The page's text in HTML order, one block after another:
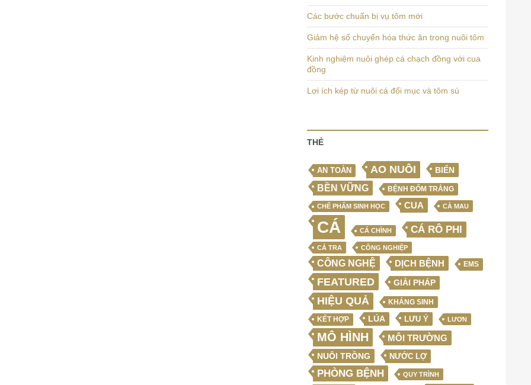
Các bước chuẩn bị vụ tôm mới
Giảm hệ số chuyển hóa thức ăn trong nuôi tôm
Kinh nghiệm nuôi ghép cá chạch đồng với cua
đồng
Lợi ích kép từ nuôi cá đối mục và tôm sú
THẺ
AN TOÀN AO NUÔI BIỂN
BỀN VỮNG BỆNH ĐỐM TRẮNG
CHẾ PHẨM SINH HỌC CUA CÀ MAU
CÁ CÁ CHÌNH CÁ RÔ PHI
CÁ TRA CÔNG NGHIỆP
CÔNG NGHỆ DỊCH BỆNH EMS
FEATURED GIẢI PHÁP
HIỆU QUẢ KHÁNG SINH
KẾT HỢP LÚA LƯU Ý LƯƠN
MÔ HÌNH MÔI TRƯỜNG
NUÔI TRỒNG NƯỚC LỢ
PHÒNG BỆNH QUY TRÌNH